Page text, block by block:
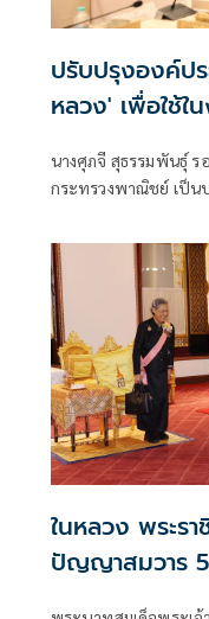
ปรับปรุงองค์ป
หลวง' เพื่อใช้ใ
นางศุภจี สุธรรมพันธุ์ รองนายกรัฐมนตรีและรัฐมนตรีว่าการ
กระทรวงพาณิชย์ เป็น
บูรณปฏิสังขรณ์ราชรถ
พระเพลิงพระบรมศพ
ราชินีนาถ พ
ในหลวง พระร
ปัญญาสมวาร